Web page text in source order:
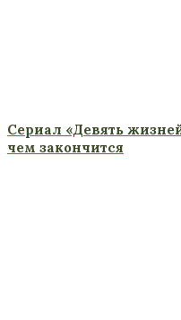
Сериал «Девять
чем закончится